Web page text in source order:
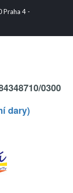
Praha 4 -
0300
dary)